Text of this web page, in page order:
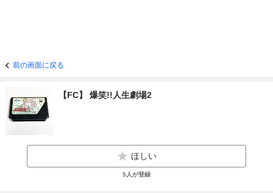
前の画面に戻る
【FC】 爆笑!!人生劇場2
ほしい
5人が登録